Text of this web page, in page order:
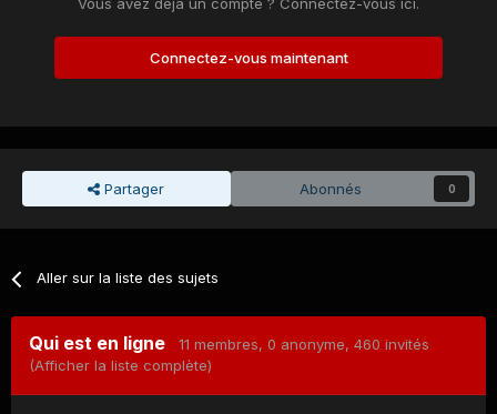
Vous avez déjà un compte ? Connectez-vous ici.
Connectez-vous maintenant
Partager Abonnés 0
Aller sur la liste des sujets
Qui est en ligne 11 membres, 0 anonyme, 460 invités
(Afficher la liste complète)